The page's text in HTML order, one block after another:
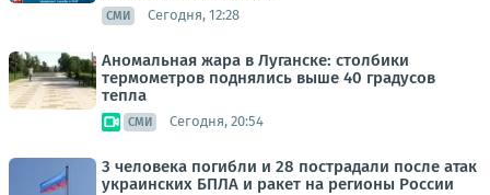
СМИ Сегодня, 12:28
Аномальная жара в Луганске: столбики
термометров поднялись выше 40 градусов
тепла
СМИ Сегодня, 20:54
3 человека погибли и 28 пострадали после атак
украинских БПЛА и ракет на регионы России